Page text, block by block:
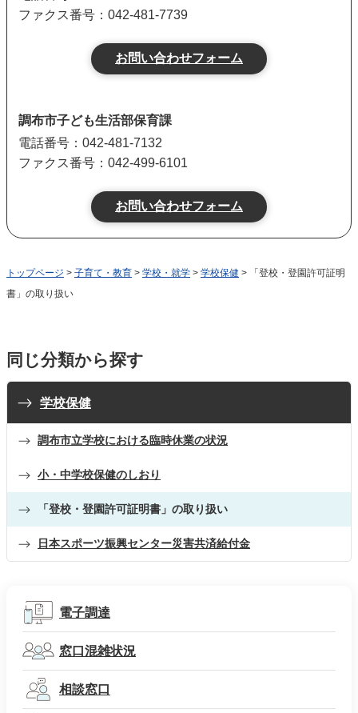
ファクス番号：042-481-7739
調布市子ども生活部保育課
電話番号：042-481-7132
ファクス番号：042-499-6101
トップページ > 子育て・教育 > 学校・就学 > 学校保健 > 「登校・登園許可証明
書」の取り扱い
同じ分類から探す
学校保健
調布市立学校における臨時休業の状況
小・中学校保健のしおり
「登校・登園許可証明書」の取り扱い
日本スポーツ振興センター災害共済給付金
電子調達
窓口混雑状況
相談窓口